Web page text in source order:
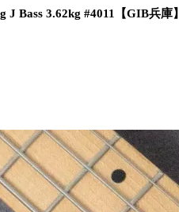
J Bass 3.62kg #4011【GIB兵庫】